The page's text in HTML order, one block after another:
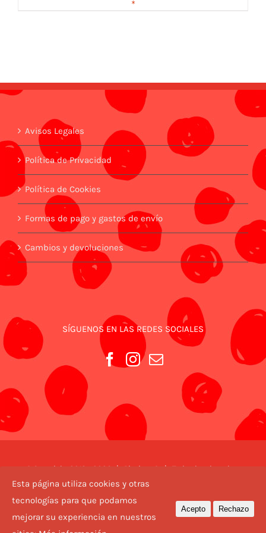
*
Avisos Legales
Política de Privacidad
Política de Cookies
Formas de pago y gastos de envío
Cambios y devoluciones
SÍGUENOS EN LAS REDES SOCIALES
© Copyright 2018 -
2026 | Piezitos ® | Todos los derechos
reservados | Diseño web
Esta página utiliza cookies y otras
tecnologías para que podamos
mejorar su experiencia en nuestros
Acepto Rechazo